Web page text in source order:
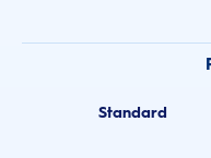
Standard